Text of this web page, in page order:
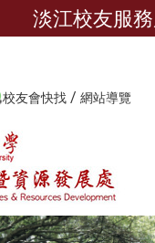
淡江校友服
校友會快找 / 網站導覽